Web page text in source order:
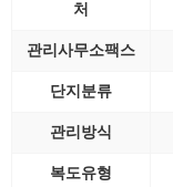
처
관리사무소팩스
단지분류
관리방식
복도유형